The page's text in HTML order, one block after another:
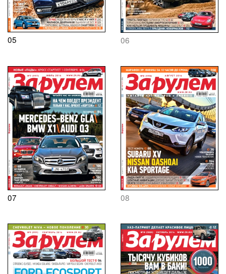
05 06
07 08